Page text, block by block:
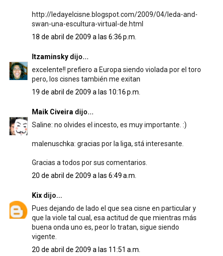
http://ledayelcisne.blogspot.com/2009/04/leda-and-
swan-una-escultura-virtual-de.html
18 de abril de 2009 a las 6:36 p.m.
Itzaminskydijo...
excelente!! prefiero a Europa siendo violada por el toro
pero, los cisnes también me exitan
19 de abril de 2009 a las 10:16 p.m.
Maik Civeira dijo...
Saline: no olvides el incesto, es muy importante. :)
malenuschka: gracias por la liga, stá interesante.
Gracias a todos por sus comentarios.
20 de abril de 2009 a las 6:49 a.m.
Kixdijo...
Pues dejando de lado el que sea cisne en particular y
que la viole tal cual, esa actitud de que mientras más
buena onda uno es, peor lo tratan, sigue siendo
vigente.
20 de abril de 2009 a las 11:51 a.m.